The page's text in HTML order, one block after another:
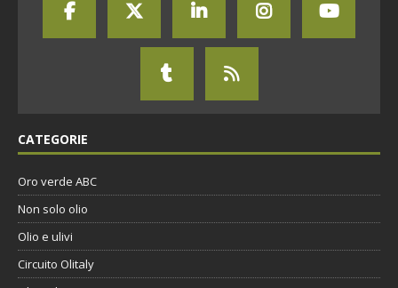
CATEGORIE
Oro verde ABC
Non solo olio
Olio e ulivi
Circuito Olitaly